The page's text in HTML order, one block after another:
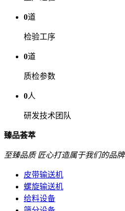
0道
检验工序
0道
质检参数
0人
研发技术团队
臻品荟萃
至臻品质 匠心打造属于我们的品牌
皮带输送机
螺旋输送机
给料设备